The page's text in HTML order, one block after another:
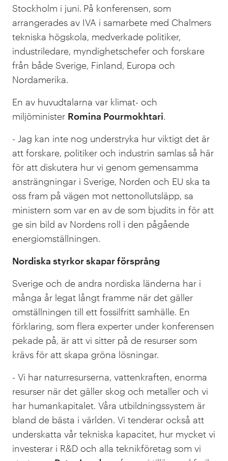
Stockholm i juni. På konferensen, som
arrangerades av IVA i samarbete med Chalmers
tekniska högskola, medverkade politiker,
industriledare, myndighetschefer och forskare
från både Sverige, Finland, Europa och
Nordamerika.
En av huvudtalarna var klimat- och
miljöminister Romina Pourmokhtari.
- Jag kan inte nog understryka hur viktigt det är
att forskare, politiker och industrin samlas så här
för att diskutera hur vi genom gemensamma
ansträngningar i Sverige, Norden och EU ska ta
oss fram på vägen mot nettonollutsläpp, sa
ministern som var en av de som bjudits in för att
ge sin bild av Nordens roll i den pågående
energiomställningen.
Nordiska styrkor skapar försprång
Sverige och de andra nordiska länderna har i
många år legat långt framme när det gäller
omställningen till ett fossilfritt samhälle. En
förklaring, som flera experter under konferensen
pekade på, är att vi sitter på de resurser som
krävs för att skapa gröna lösningar.
- Vi har naturresurserna, vattenkraften, enorma
resurser när det gäller skog och metaller och vi
har humankapitalet. Våra utbildningssystem är
bland de bästa i världen. Vi tenderar också att
underskatta vår tekniska kapacitet, hur mycket vi
investerar i R&D och alla teknikföretag som vi